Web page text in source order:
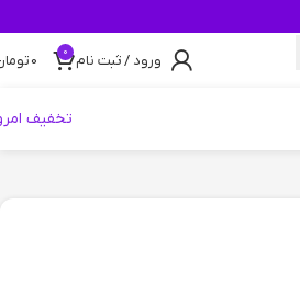
ورود / ثبت نام 0
0
تخفیف